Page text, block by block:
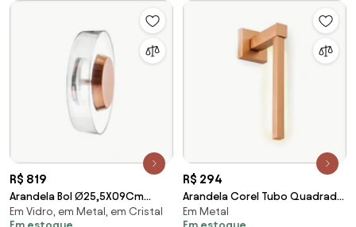
R$ 819
Arandela Bol Ø25,5X09Cm
Rebatedor Em Vidro E Metal
Em Vidro, em Metal, em Cristal
R$ 294
Arandela Corel Tubo Quadrado
34X06X11Cm Fita Led Metal
Em Metal